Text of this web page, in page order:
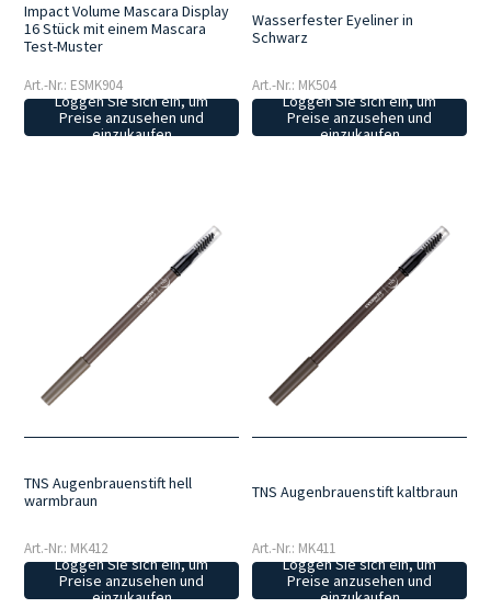
Impact Volume Mascara Display
16 Stück mit einem Mascara
Test-Muster
Art.-Nr.: ESMK904
Loggen Sie sich ein, um
Preise anzusehen und
einzukaufen
Wasserfester Eyeliner in
Schwarz
Art.-Nr.: MK504
Loggen Sie sich ein, um
Preise anzusehen und
einzukaufen
TNS Augenbrauenstift hell
warmbraun
Art.-Nr.: MK412
Loggen Sie sich ein, um
Preise anzusehen und
einzukaufen
TNS Augenbrauenstift kaltbraun
Art.-Nr.: MK411
Loggen Sie sich ein, um
Preise anzusehen und
einzukaufen